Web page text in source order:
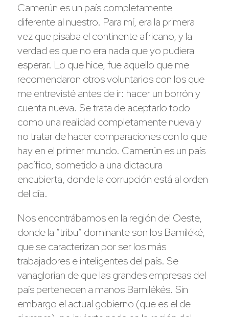
Camerún es un país completamente
diferente al nuestro. Para mí, era la primera
vez que pisaba el continente africano, y la
verdad es que no era nada que yo pudiera
esperar. Lo que hice, fue aquello que me
recomendaron otros voluntarios con los que
me entrevisté antes de ir: hacer un borrón y
cuenta nueva. Se trata de aceptarlo todo
como una realidad completamente nueva y
no tratar de hacer comparaciones con lo que
hay en el primer mundo. Camerún es un país
pacífico, sometido a una dictadura
encubierta, donde la corrupción está al orden
del día.
Nos encontrábamos en la región del Oeste,
donde la “tribu” dominante son los Bamiléké,
que se caracterizan por ser los más
trabajadores e inteligentes del país. Se
vanaglorian de que las grandes empresas del
país pertenecen a manos Bamilékés. Sin
embargo el actual gobierno (que es el de